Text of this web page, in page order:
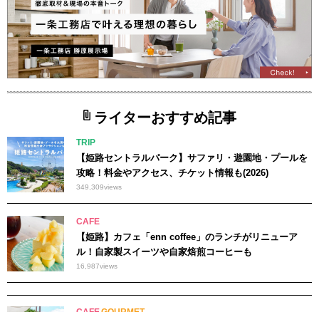
ライターおすすめ記事
TRIP
【姫路セントラルパーク】サファリ・遊園地・プールを
攻略！料金やアクセス、チケット情報も(2026)
349,309views
CAFE
【姫路】カフェ「enn coffee」のランチがリニューア
ル！自家製スイーツや自家焙煎コーヒーも
16,987views